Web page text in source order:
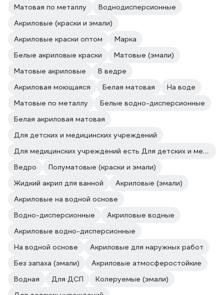
Матовая по металлу
Воднодисперсионные
Акриловые (краски и эмали)
Акриловые краски оптом
Марка
Белые акриловые краски
Матовые (эмали)
Матовые акриловые
В ведре
Акриловая моющаяся
Белая матовая
На воде
Матовые по металлу
Белые водно-дисперсионные
Белая акриловая матовая
Для детских и медицинских учреждений
Для медицинских учреждений есть Для детских и медицинских учреждений
Ведро
Полуматовые (краски и эмали)
Жидкий акрил для ванной
Акриловые (эмали)
Акриловые на водной основе
Водно-дисперсионные
Акриловые водные
Акриловые водно-дисперсионные
На водной основе
Акриловые для наружных работ
Без запаха (эмали)
Акриловые атмосферостойкие
Водная
Для ДСП
Колеруемые (эмали)